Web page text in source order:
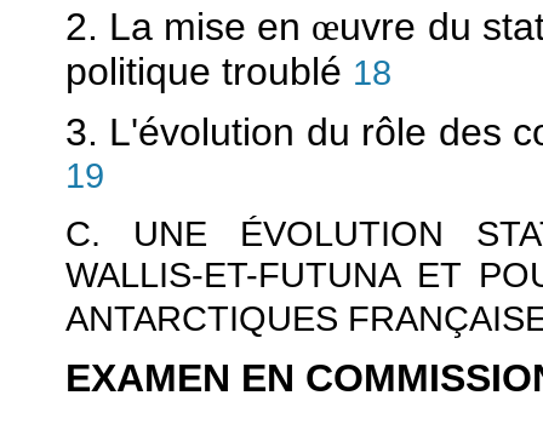
2. La mise en œuvre du
politique troublé 18
3. L'évolution du rôle des
19
C. UNE ÉVOLUTION
WALLIS-ET-FUTUNA ET
ANTARCTIQUES
EXAMEN EN